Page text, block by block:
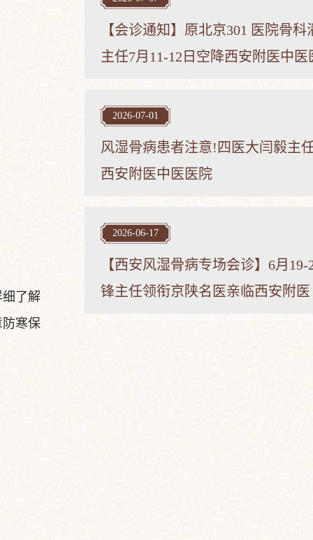
了解
寒保
【会诊通知】原北京301 医院骨科
主任7月11-12日空降西安附医中医
2026-07-01
风湿骨病患者注意!四医大闫毅主
西安附医中医医院
2026-06-17
【西安风湿骨病专场会诊】6月19-
锋主任领衔京陕名医亲临西安附医